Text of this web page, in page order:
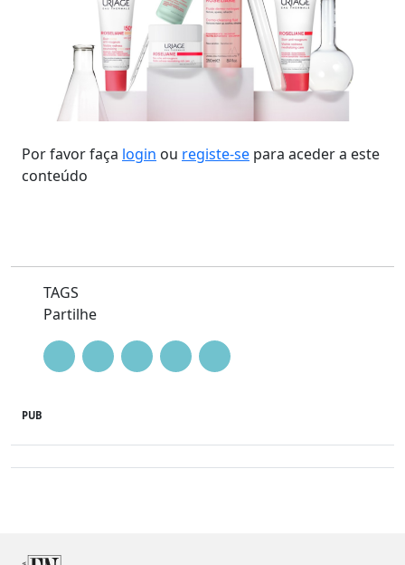
Por favor faça login ou registe-se para aceder a este
conteúdo
TAGS
Partilhe
PUB